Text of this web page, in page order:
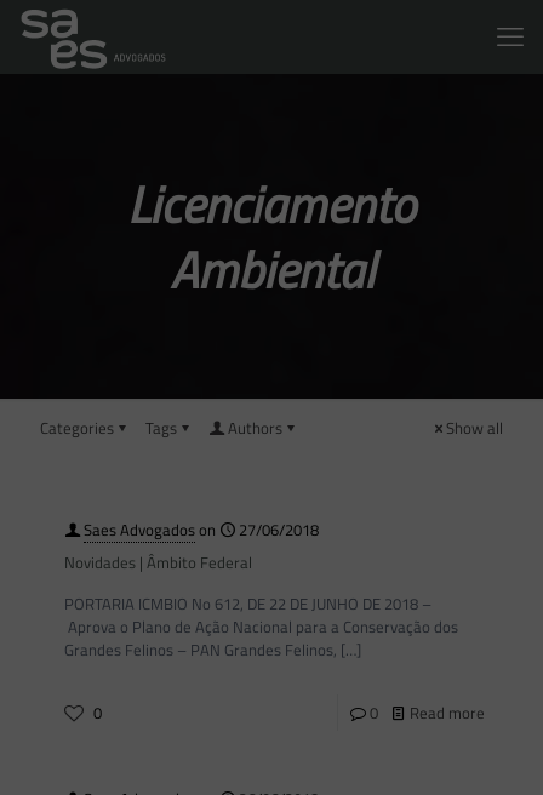
Licenciamento
Ambiental
Categories Tags Authors Show all
Saes Advogadoson
27/06/2018
Novidades | Âmbito Federal
PORTARIA ICMBIO No 612, DE 22 DE JUNHO DE 2018 –
Aprova o Plano de Ação Nacional para a Conservação dos
Grandes Felinos – PAN Grandes Felinos, […]
0 0 Read more